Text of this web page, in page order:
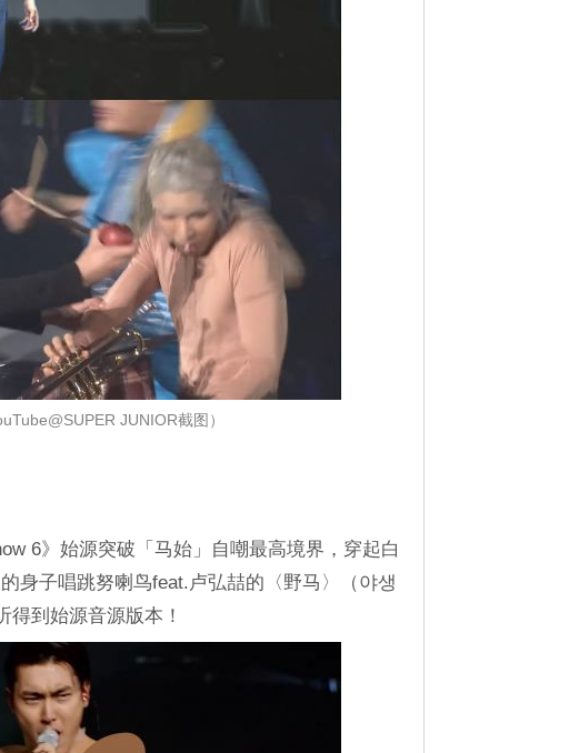
JUNIOR截图）
6》始源突破「马始」自嘲最高境界，穿起白
身子唱跳努喇鸟feat.卢弘喆的〈野马〉（야생
得到始源音源版本！